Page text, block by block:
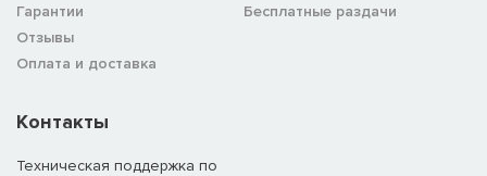
Гарантии
Отзывы
Оплата и доставка
Бесплатные раздачи
Контакты
Техническая поддержка по